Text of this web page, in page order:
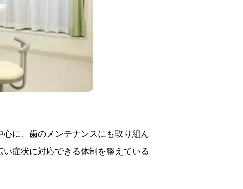
に、歯のメンテナンスにも取り組ん
症状に対応できる体制を整えている